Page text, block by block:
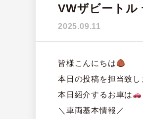
VWザビートル
2025.09.11
皆様こんにちは
本日の投稿を担当致
本日紹介するお車は
＼車両基本情報／